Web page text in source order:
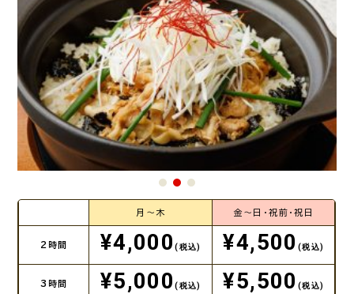
月～木 金～日・祝前・祝日
2時間 ¥4,000(税込) ¥4,500 (税込)
3時間 ¥5,000(税込) ¥5,500 (税込)